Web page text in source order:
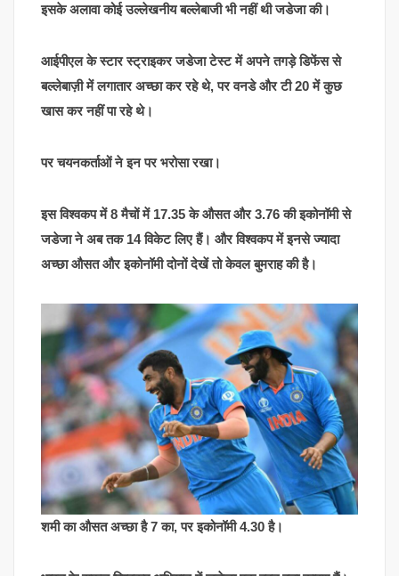
इसके अलावा कोई उल्लेखनीय बल्लेबाजी भी नहीं थी जडेजा की।
आईपीएल के स्टार स्ट्राइकर जडेजा टेस्ट में अपने तगड़े डिफेंस से
बल्लेबाज़ी में लगातार अच्छा कर रहे थे, पर वनडे और टी 20 में कुछ
खास कर नहीं पा रहे थे।
पर चयनकर्ताओं ने इन पर भरोसा रखा।
इस विश्वकप में 8 मैचों में 17.35 के औसत और 3.76 की इकोनॉमी से
जडेजा ने अब तक 14 विकेट लिए हैं। और विश्वकप में इनसे ज्यादा
अच्छा औसत और इकोनॉमी दोनों देखें तो केवल बुमराह की है।
शमी का औसत अच्छा है 7 का, पर इकोनॉमी 4.30 है।